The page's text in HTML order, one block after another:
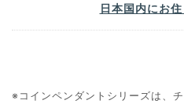
日本国内にお
※コインペンダントシリーズは、